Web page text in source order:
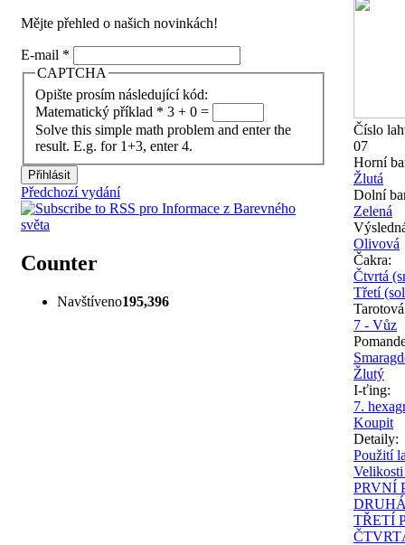
Mějte přehled o našich novinkách!
E-mail *
CAPTCHA
Opište prosím následující kód:
Matematický příklad * 3 + 0 =
Solve this simple math problem and enter the
result. E.g. for 1+3, enter 4.
Předchozí vydání
Counter
Navštíveno195,396
Číslo
07
Horní
Žlutá
Dolní
Zelená
Olivová
Čakra:
Čtvrtá
Třetí
7 - Vůz
Žlutý
I-ťing:
7.
Koupit
Detaily:
Použití
PRVNÍ
TŘETÍ